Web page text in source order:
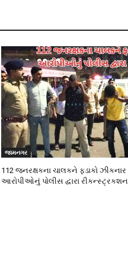
જામનગર
112 જનરક્ષકના ચાલકને ફડાકો ઝીકનાર
આરોપીઓનું પોલીસ દ્વારા રીકન્સ્ટ્રકશન